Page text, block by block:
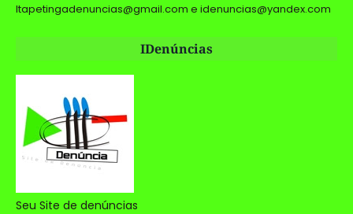
Itapetingadenuncias@gmail.com e idenuncias@yandex.com
IDenúncias
Seu Site de denúncias